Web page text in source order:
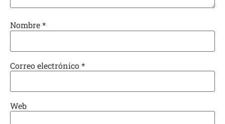
Nombre*
Correo electrónico*
Web